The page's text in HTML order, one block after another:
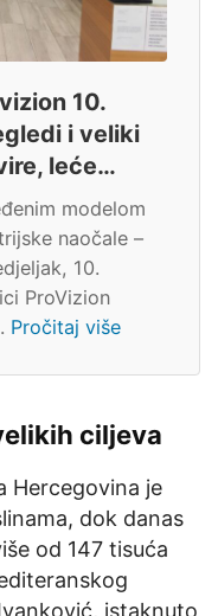
10.
i veliki
leće…
modelom
naočale –
10.
ProVizion
Pročitaj više
ciljeva
Hercegovina je
dok danas
od 147 tisuća
istaknuto